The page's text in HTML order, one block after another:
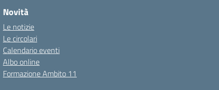
Novità
Le notizie
Le circolari
Calendario eventi
Albo online
Formazione Ambito 11